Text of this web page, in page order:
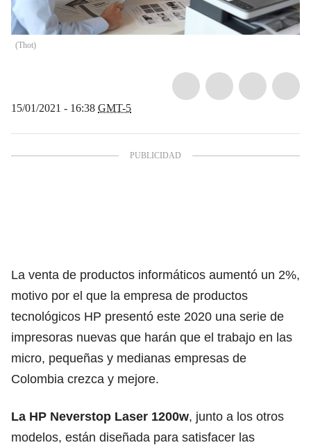
(Thot)
15/01/2021 - 16:38 GMT-5
La venta de productos informáticos aumentó un 2%,
motivo por el que la empresa de productos
tecnológicos HP presentó este 2020 una serie de
impresoras nuevas que harán que el trabajo en las
micro, pequeñas y medianas empresas de
Colombia crezca y mejore.
La HP Neverstop Laser 1200w, junto a los otros
modelos, están diseñada para satisfacer las